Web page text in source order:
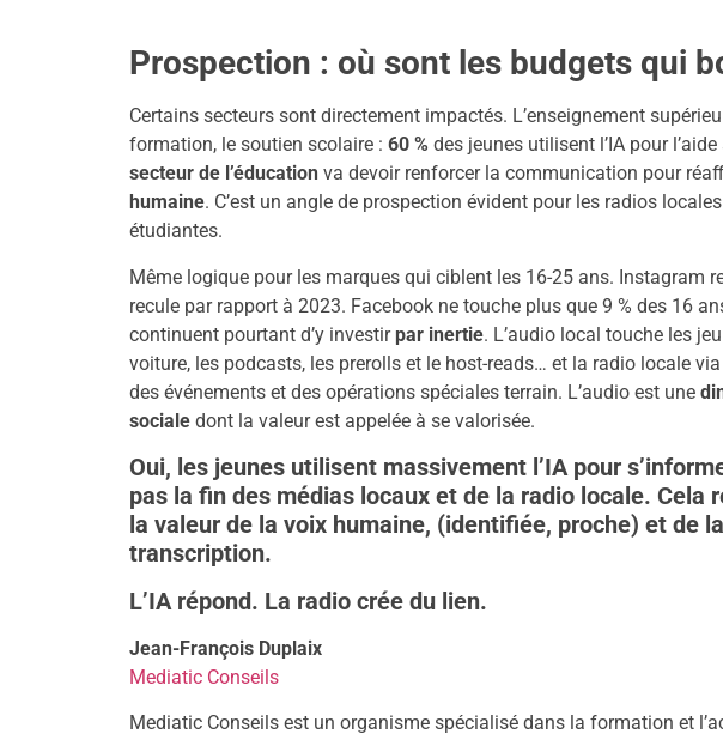
Prospection : où sont les budgets qui
Certains secteurs sont directement impactés. L’enseignement
formation, le soutien scolaire : 60 % des jeunes utilisent l’IA pour
secteur de l’éducation va devoir renforcer la communication pour
humaine. C’est un angle de prospection évident pour les radios
étudiantes.
Même logique pour les marques qui ciblent les 16-25 ans. Instagram
recule par rapport à 2023. Facebook ne touche plus que 9 % des 16
continuent pourtant d’y investirpar inertie. L’audio local touche les
voiture, les podcasts, les prerolls et le host-reads… et la radio locale
des événements et des opérations spéciales terrain. L’audio est une
sociale dont la valeur est appelée à se valorisée.
Oui, les jeunes utilisent massivement l’IA pour
pas la fin des médias locaux et de la radio locale. Cela
la valeur de la voix humaine, (identifiée, proche) et de
transcription.
L’IA répond. La radio crée du lien.
Jean-François Duplaix
Mediatic Conseils
Mediatic Conseils est un organisme spécialisé dans la formation et